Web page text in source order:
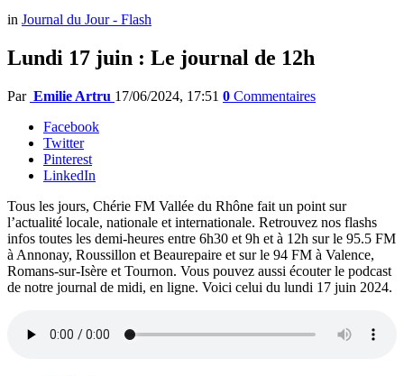
in Journal du Jour - Flash
Lundi 17 juin : Le journal de 12h
Par Emilie Artru 17/06/2024, 17:51 0 Commentaires
Facebook
Twitter
Pinterest
LinkedIn
Tous les jours, Chérie FM Vallée du Rhône fait un point sur
l’actualité locale, nationale et internationale. Retrouvez nos flashs
infos toutes les demi-heures entre 6h30 et 9h et à 12h sur le 95.5 FM
à Annonay, Roussillon et Beaurepaire et sur le 94 FM à Valence,
Romans-sur-Isère et Tournon. Vous pouvez aussi écouter le podcast
de notre journal de midi, en ligne. Voici celui du lundi 17 juin 2024.